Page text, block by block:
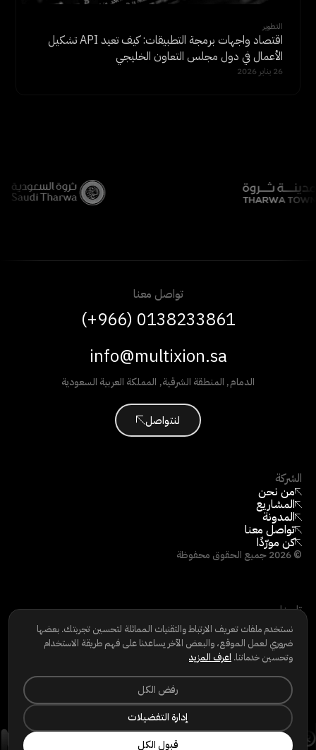
التطوير
اقتصاد واجهات برمجة التطبيقات: كيف تعيد API تشكيل
الأعمال في دول مجلس التعاون الخليجي
26 يناير 2026
الشركة
من نحن
المشاريع
المدونة
تواصل معنا
كن مورّدًا
©
2026جميع الحقوق محفوظة
تواصل معنا
(+966) 0138233861
info@multixion.sa
الدمام, المنطقة الشرقية, المملكة العربية السعودية
لنتواصل
تابعنا
LINKEDIN
INSTAGRAM
FACEBOOK
سياسة الخصوصية|سياسة ملفات تعريف الارتباط
حقوق الخصوصية
نستخدم ملفات تعريف الارتباط والتقنيات المماثلة لتحسين تجربتك. بعضها
ضروري لعمل الموقع، والبعض الآخر يساعدنا على فهم طريقة الاستخدام
وتحسين خدماتنا. اعرف المزيد
رفض الكل
إدارة التفضيلات
قبول الكل